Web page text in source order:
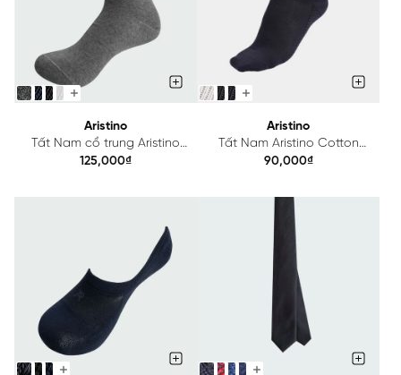
Aristino
Tất Nam cổ trung Aristino
ASC043
125,000₫
Aristino
Tất Nam Aristino Cotton
ASC035
90,000₫